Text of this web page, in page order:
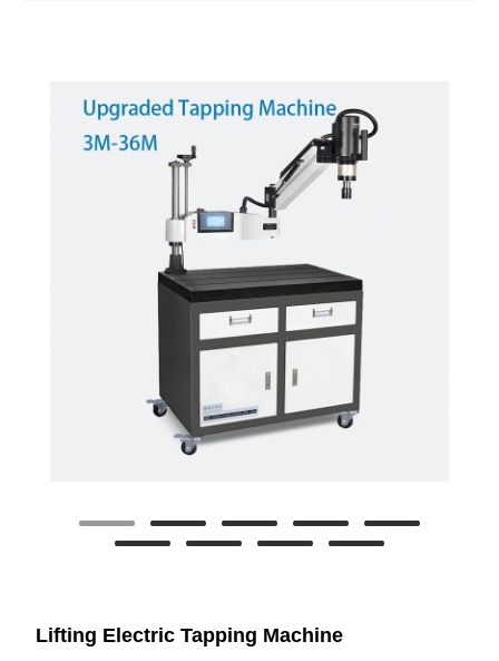
Lifting Electric Tapping Machine